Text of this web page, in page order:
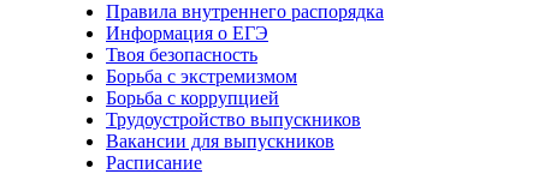
Правила внутреннего распорядка
Информация о ЕГЭ
Твоя безопасность
Борьба с экстремизмом
Борьба с коррупцией
Трудоустройство выпускников
Вакансии для выпускников
Расписание